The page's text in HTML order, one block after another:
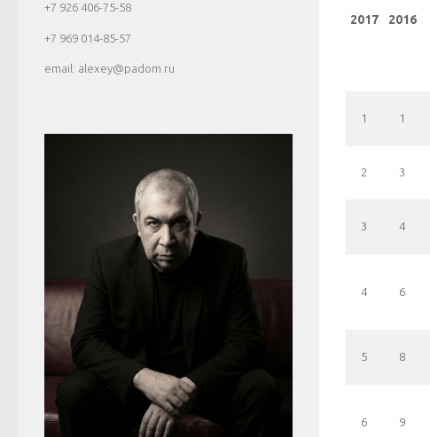
2017 2016
1 1
2 3
3 4
4 6
5 8
6 9
+7 926 406-75-58
+7 969 014-85-57
email: alexey@padom.ru